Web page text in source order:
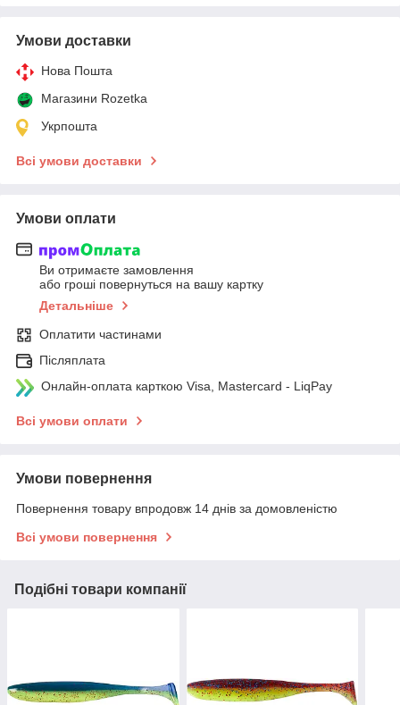
Умови доставки
Нова Пошта
Магазини Rozetka
Укрпошта
Всі умови доставки
Умови оплати
Ви отримаєте замовлення
або гроші повернуться на вашу картку
Детальніше
Оплатити частинами
Післяплата
Онлайн-оплата карткою Visa, Mastercard - LiqPay
Всі умови оплати
Умови повернення
Повернення товару впродовж 14 днів за домовленістю
Всі умови повернення
Подібні товари компанії